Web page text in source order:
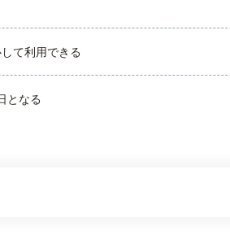
て利用できる
となる